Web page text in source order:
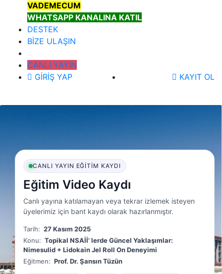
VADEMECUM
WHATSAPP KANALINA KATIL
DESTEK
BİZE ULAŞIN
CANLI YAYIN
GİRİŞ YAP
KAYIT OL
CANLI YAYIN EĞITIM KAYDI
Eğitim Video Kaydı
Canlı yayına katılamayan veya tekrar izlemek isteyen
üyelerimiz için bant kaydı olarak hazırlanmıştır.
Tarih: 27 Kasım 2025
Konu: Topikal NSAİİ’ lerde Güncel Yaklaşımlar:
Nimesulid + Lidokain Jel Roll On Deneyimi
Eğitmen: Prof. Dr. Şansın Tüzün